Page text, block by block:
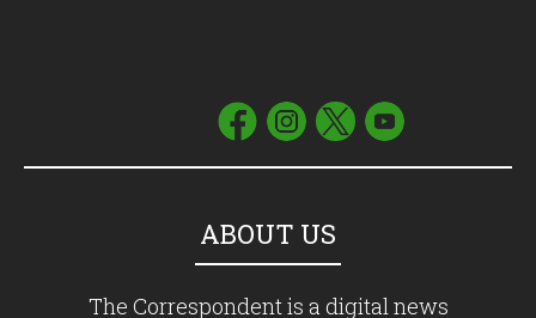
ABOUT US
The Correspondent is a digital news